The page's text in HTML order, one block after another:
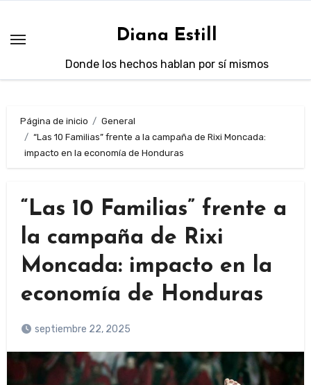
contenido
Diana Estill
Donde los hechos hablan por sí mismos
Página de inicio
General
“Las 10 Familias” frente a la campaña de Rixi Moncada:
impacto en la economía de Honduras
“Las 10 Familias” frente a
la campaña de Rixi
Moncada: impacto en la
economía de Honduras
septiembre 22, 2025